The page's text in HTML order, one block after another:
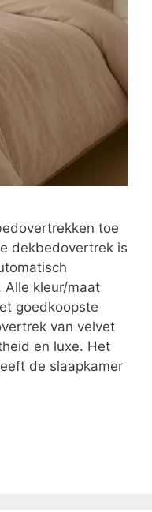
toe
dekbedovertrek is
Alle kleur/maat
goedkoopste
van velvet
en luxe. Het
de slaapkamer